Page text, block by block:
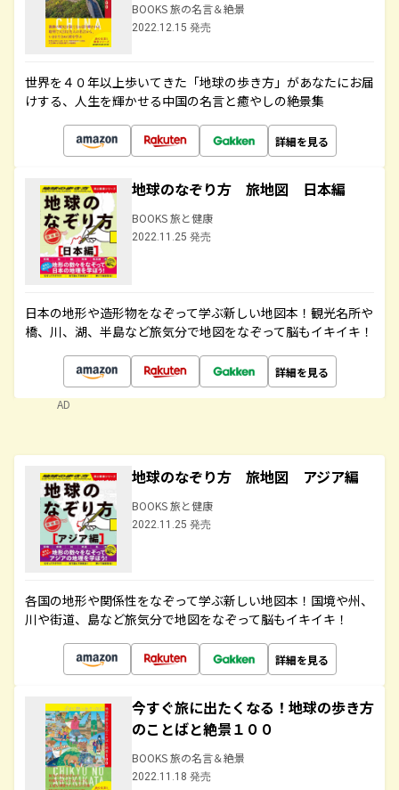
BOOKS 旅の名言＆絶景
2022.12.15 発売
世界を４０年以上歩いてきた「地球の歩き方」があなたにお届
けする、人生を輝かせる中国の名言と癒やしの絶景集
詳細を見る
地球のなぞり方 旅地図 日本編
BOOKS 旅と健康
2022.11.25 発売
日本の地形や造形物をなぞって学ぶ新しい地図本！観光名所や
橋、川、湖、半島など旅気分で地図をなぞって脳もイキイキ！
詳細を見る
AD
地球のなぞり方 旅地図 アジア編
BOOKS 旅と健康
2022.11.25 発売
各国の地形や関係性をなぞって学ぶ新しい地図本！国境や州、
川や街道、島など旅気分で地図をなぞって脳もイキイキ！
詳細を見る
今すぐ旅に出たくなる！地球の歩き方
のことばと絶景１００
BOOKS 旅の名言＆絶景
2022.11.18 発売